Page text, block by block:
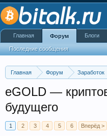
Главная Форум Заработок
eGOLD —
будущего
1 2 3 4 5 6 Вперёд >
Главная Форум
Последние сообщения
Блоги